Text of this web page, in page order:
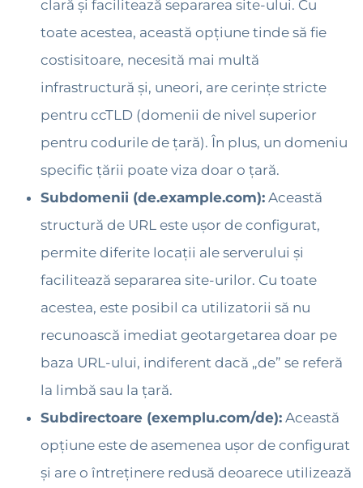
clară și facilitează separarea site-ului. Cu
toate acestea, această opțiune tinde să fie
costisitoare, necesită mai multă
infrastructură și, uneori, are cerințe stricte
pentru ccTLD (domenii de nivel superior
pentru codurile de țară). În plus, un domeniu
specific țării poate viza doar o țară.
Subdomenii (de.example.com): Această
structură de URL este ușor de configurat,
permite diferite locații ale serverului și
facilitează separarea site-urilor. Cu toate
acestea, este posibil ca utilizatorii să nu
recunoască imediat geotargetarea doar pe
baza URL-ului, indiferent dacă „de” se referă
la limbă sau la țară.
Subdirectoare (exemplu.com/de): Această
opțiune este de asemenea ușor de configurat
și are o întreținere redusă deoarece utilizează